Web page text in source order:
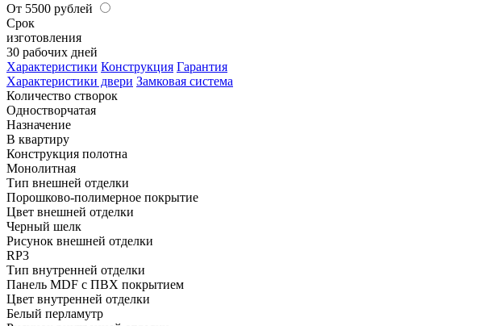
От 5500 рублей
Срок
изготовления
30 рабочих дней
Характеристики Конструкция Гарантия
Характеристики двери Замковая система
Количество створок
Одностворчатая
Назначение
В квартиру
Конструкция полотна
Монолитная
Тип внешней отделки
Порошково-полимерное покрытие
Цвет внешней отделки
Черный шелк
Рисунок внешней отделки
RP3
Тип внутренней отделки
Панель MDF с ПВХ покрытием
Цвет внутренней отделки
Белый перламутр